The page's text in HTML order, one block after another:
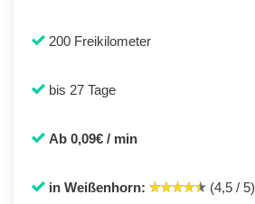
200 Freikilometer
bis 27 Tage
Ab 0,09€ / min
in Weißenhorn: (4,5 / 5)